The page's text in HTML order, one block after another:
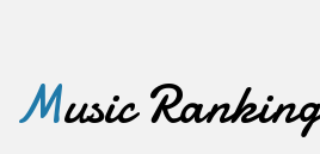
Music